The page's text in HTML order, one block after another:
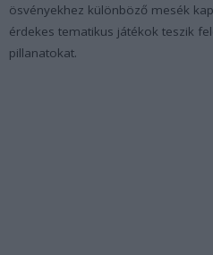
ösvényekhez különböző mesék
érdekes tematikus játékok teszik
pillanatokat.